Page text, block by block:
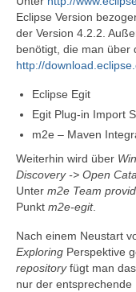
Eclipse Version
der Version 4.2.2.
benötigt, die man über
http://
Eclipse Egit
Egit Plug-in Import
m2e – Maven
Weiterhin wird über
Discovery -> Open
Unter m2e Team
Punkt m2e-egit.
Nach einem Neustart
Exploring Perspektive
repositoryfügt man
nur der entsprechende